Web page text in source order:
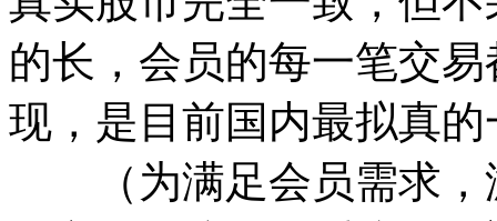
的长，会员的每一笔交
现，是目前国内最拟真
（为满足会员需求，